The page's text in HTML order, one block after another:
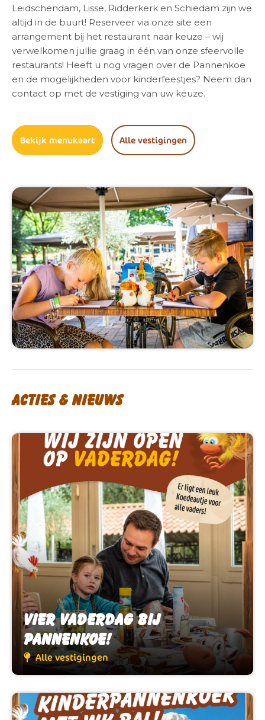
Leidschendam, Lisse, Ridderkerk en Schiedam zijn we
altijd in de buurt! Reserveer via onze site een
arrangement bij het restaurant naar keuze – wij
verwelkomen jullie graag in één van onze sfeervolle
restaurants! Heeft u nog vragen over de Pannenkoe
en de mogelijkheden voor kinderfeestjes? Neem dan
contact op met de vestiging van uw keuze.
Bekijk menukaart Alle vestigingen
Acties & nieuws
Vier Vaderdag bij
Pannenkoe!
Alle vestigingen
Vier Vaderdag bij
Pannenkoe!
Alle vestigingen